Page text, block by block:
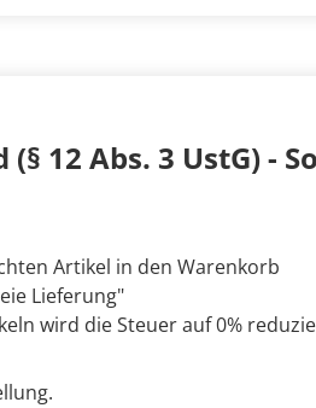
12 Abs. 3 UstG) - So
Artikel in den Warenkorb
Lieferung"
wird die Steuer auf 0%